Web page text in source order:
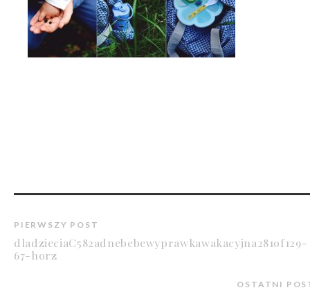
PIERWSZY POST
dladzieciaC582adnebebewyprawkawakacyjna281of129-
67-horz
OSTATNI